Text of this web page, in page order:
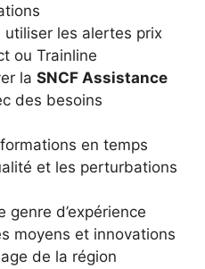
utiliser les alertes prix
ou Trainline
laSNCF Assistance
des besoins
en temps
et les perturbations
genre d’expérience
moyens et innovations
de la région